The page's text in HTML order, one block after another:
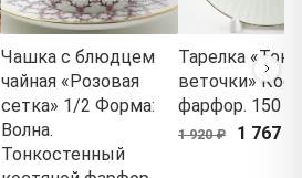
Чашка с блюдцем
чайная «Розовая
сетка» 1/2 Форма:
Волна.
Тонкостенный
Тарелка
веточки»
фарфор. 150
1 920 ₽ 1 767 ₽